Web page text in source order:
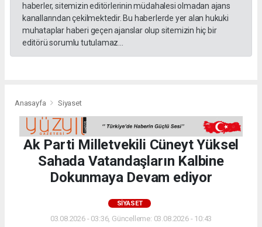
haberler, sitemizin editörlerinin müdahalesi olmadan ajans
kanallarından çekilmektedir. Bu haberlerde yer alan hukuki
muhataplar haberi geçen ajanslar olup sitemizin hiç bir
editörü sorumlu tutulamaz...
Anasayfa Siyaset
Ak Parti Milletvekili Cüneyt Yüksel
Sahada Vatandaşların Kalbine
Dokunmaya Devam ediyor
SIYASET
03.08.2026 - 03:36, Güncelleme: 03.08.2026 - 10:43